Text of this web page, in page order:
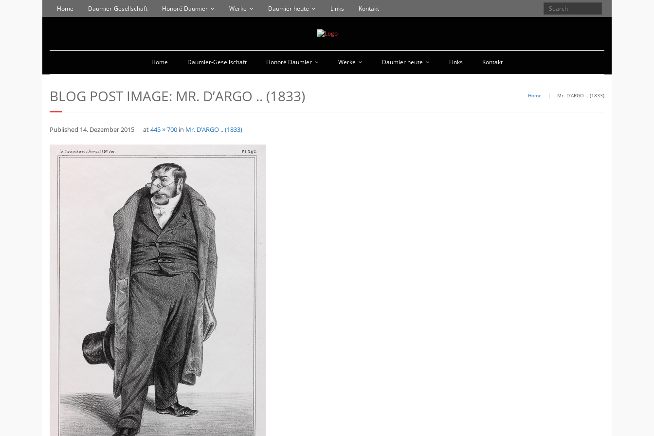
Home Daumier-Gesellschaft Honoré Daumier Werke Daumier heute Links Kontakt
Home Daumier-Gesellschaft Honoré Daumier Werke Daumier heute Links Kontakt
BLOG POST IMAGE: MR. D’ARGO .. (1833) Home | Mr. D’ARGO .. (1833)
Published 14. Dezember 2015 at445 × 700 in Mr. D’ARGO .. (1833)